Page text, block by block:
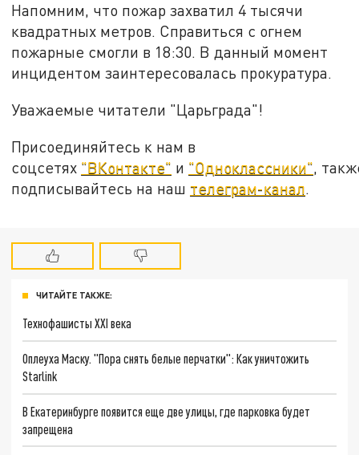
Напомним, что пожар захватил 4 тысячи
квадратных метров. Справиться с огнем
пожарные смогли в 18:30. В данный момент
инцидентом заинтересовалась прокуратура.
Уважаемые читатели "Царьграда"!
Присоединяйтесь к нам в
соцсетях "ВКонтакте" и "Одноклассники" ,
подписывайтесь на наш телеграм-канал
ЧИТАЙТЕ ТАКЖЕ:
Технофашисты XXI века
Оплеуха Маску. "Пора снять белые перчатки": Как уничтожить
Starlink
В Екатеринбурге появится еще две улицы, где парковка будет
запрещена